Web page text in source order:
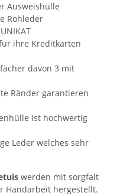
Ausweishülle
Rohleder
ihre Kreditkarten
davon 3 mit
Ränder garantieren
ist hochwertig
Leder welches sehr
werden mit sorgfalt
Handarbeit hergestellt.